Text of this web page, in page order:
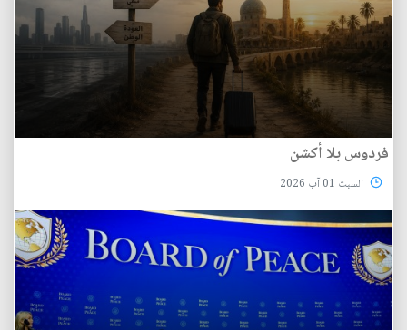
فردوس بلا أكشن
السبت 01 آب 2026